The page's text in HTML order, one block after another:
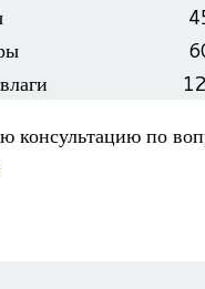
кон­суль­та­цию по